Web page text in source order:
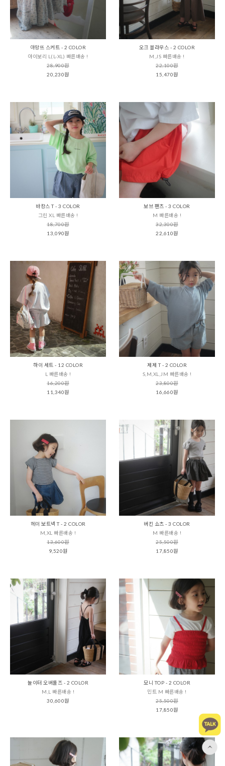
아망뜨 스커트 - 2 COLOR
아이보리 L(L-XL) 빠른배송 !
28,900원
20,230원
오크 블라우스 - 2 COLOR
M,JS 빠른배송 !
22,100원
15,470원
바캉스 T - 3 COLOR
그린 XL 빠른배송 !
18,700원
13,090원
보브 팬츠 - 3 COLOR
M 빠른배송 !
32,300원
22,610원
하이 세트 - 12 COLOR
L 빠른배송 !
16,200원
11,340원
제제 T - 2 COLOR
S,M,XL,JM 빠른배송 !
23,800원
16,660원
헤이 보트넥 T - 2 COLOR
M,XL 빠른배송 !
13,600원
9,520원
버킨 쇼츠 - 3 COLOR
M 빠른배송 !
25,500원
17,850원
놀이터 오버롤즈 - 2 COLOR
M,L 빠른배송 !
30,600원
모니 TOP - 2 COLOR
민트 M 빠른배송 !
25,500원
17,850원